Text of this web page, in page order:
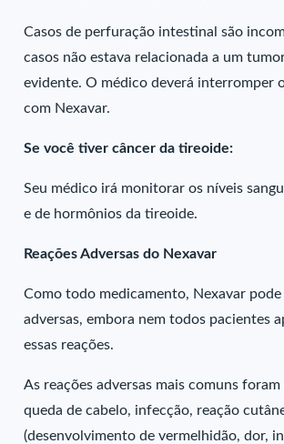
Casos de perfuração intestinal são
casos não estava relacionada a um
evidente. O médico deverá interromper
com Nexavar.
Se você tiver câncer da tireoide:
Seu médico irá monitorar os níveis
e de hormônios da tireoide.
Reações Adversas do Nexavar
Como todo medicamento, Nexavar pode
adversas, embora nem todos pacientes
essas reações.
As reações adversas mais comuns
queda de cabelo, infecção, reação
(desenvolvimento de vermelhidão, dor,